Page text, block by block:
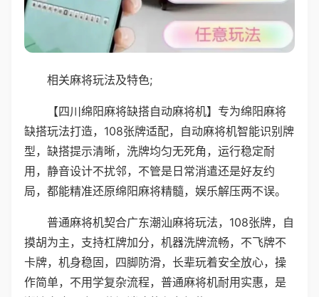
相关麻将玩法及特色;
【四川绵阳麻将缺搭自动麻将机】专为绵阳麻将
缺搭玩法打造，108张牌适配，自动麻将机智能识别牌
型，缺搭提示清晰，洗牌均匀无死角，运行稳定耐
用，静音设计不扰邻，不管是日常消遣还是好友约
局，都能精准还原绵阳麻将精髓，娱乐解压两不误。
普通麻将机契合广东潮汕麻将玩法，108张牌，自
摸胡为主，支持杠牌加分，机器洗牌流畅，不飞牌不
卡牌，机身稳固，四脚防滑，长辈玩着安全放心，操
作简单，不用学复杂流程，普通麻将机耐用实惠，是